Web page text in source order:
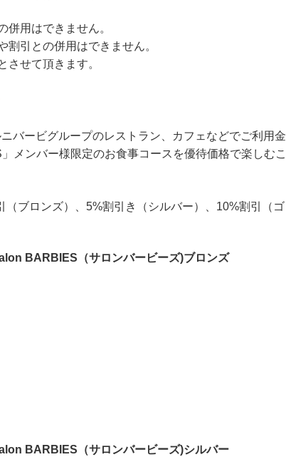
用はできません。
引との併用はできません。
せて頂きます。
バービグループのレストラン、カフェなどでご利用金
メンバー様限定のお食事コースを優待価格で楽しむこ
ブロンズ）、5%割引き（シルバー）、10%割引（ゴ
BARBIES（サロンバービーズ)ブロンズ
BARBIES（サロンバービーズ)シルバー